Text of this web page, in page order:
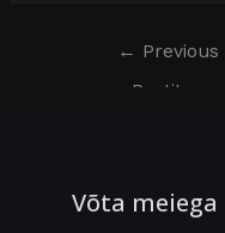
← Previous
Postitus
Võta